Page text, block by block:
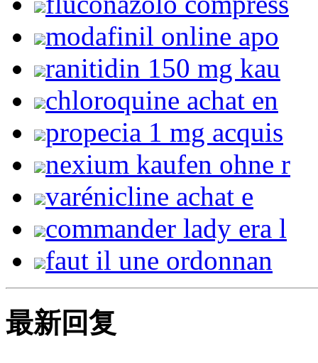
modafinil online apo
ranitidin 150 mg kau
chloroquine achat en
propecia 1 mg acquis
nexium kaufen ohne r
varénicline achat e
commander lady era l
faut il une ordonnan
最新回复